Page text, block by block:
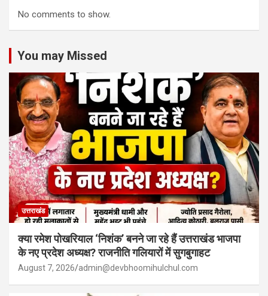
No comments to show.
You may Missed
उत्तराखंड
क्या रमेश पोखरियाल ‘निशंक’ बनने जा रहे हैं उत्तराखंड भाजपा
के नए प्रदेश अध्यक्ष? राजनीति गलियारों में सुगबुगाहट
August 7, 2026 admin@devbhoomihulchul.com